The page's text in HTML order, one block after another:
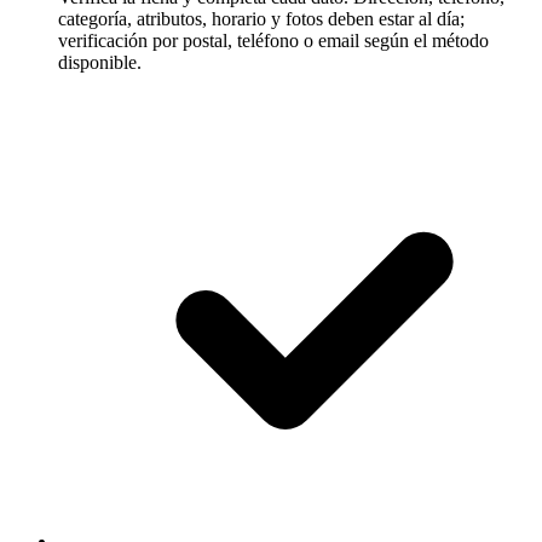
categoría, atributos, horario y fotos deben estar al día;
verificación por postal, teléfono o email según el método
disponible.